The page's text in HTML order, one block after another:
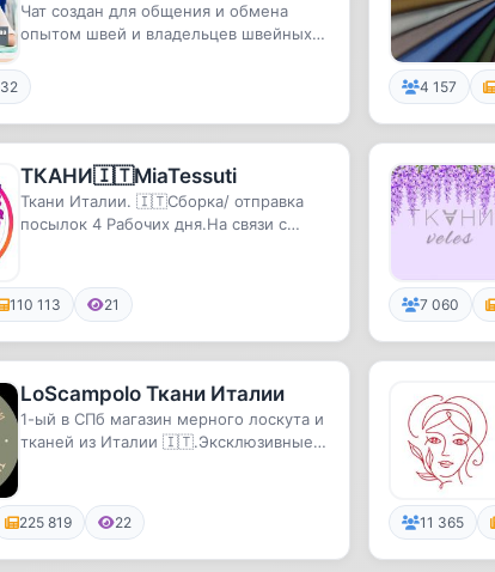
Чат
Чат создан для общения и обмена
опытом швей и владельцев швейных
32 4 157
ТКАНИ🇮🇹MiaTessuti
Ткани Италии. 🇮🇹Сборка/ отправка
посылок 4 Рабочих дня.На связи с
110 113 21 7 060
LoScampolo Ткани Италии
1-ый в СПб магазин мерного лоскута и
тканей из Италии 🇮🇹.Эксклюзивные
225 819 22 11 365